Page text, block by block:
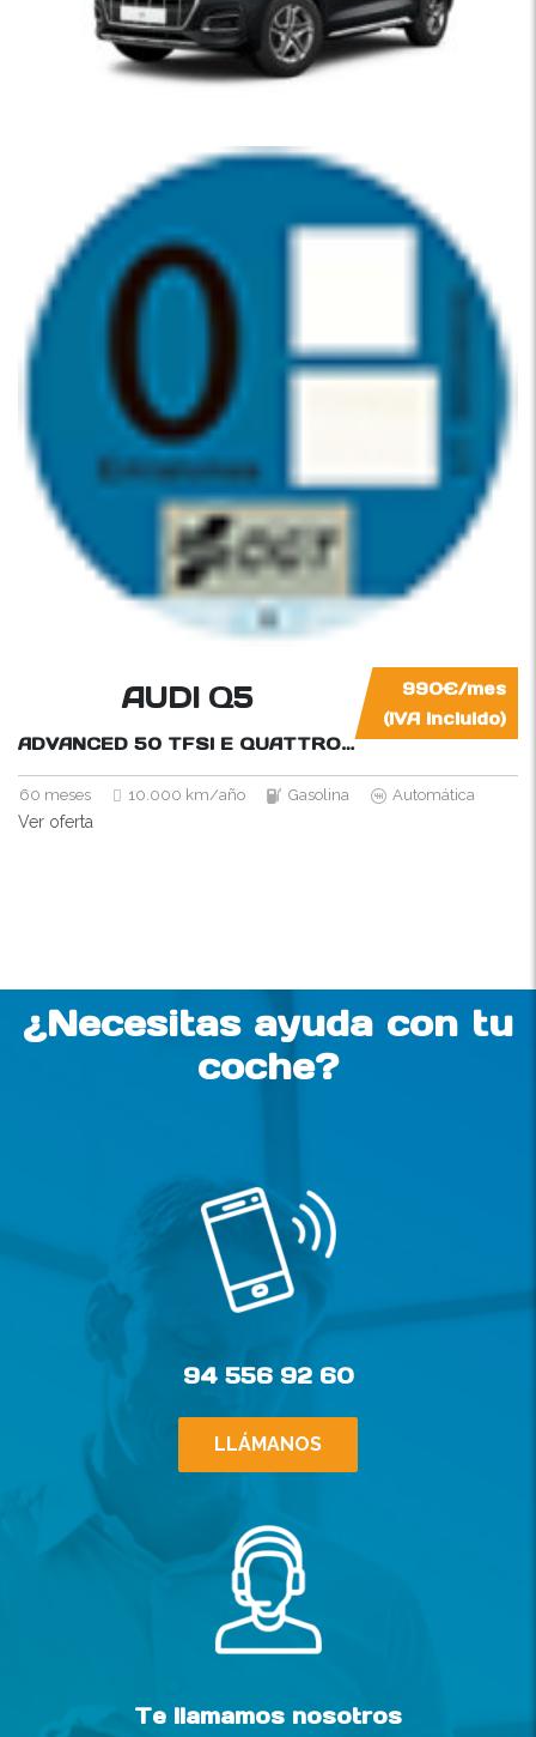
990€/mes
(IVA incluido)
AUDI Q5
ADVANCED 50 TFSI E QUATTRO-ULTRA 299CV
60 meses 10.000 km/año Gasolina Automática
Ver oferta
¿Necesitas ayuda con tu
coche?
94 556 92 60
LLÁMANOS
Te llamamos nosotros